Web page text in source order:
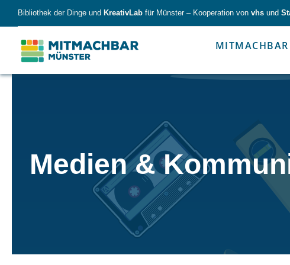
content
Bibliothek der Dinge und KreativLab für Münster – Kooperation von vhs und
MITMACHBAR
Forschen
Alles für kleine & große Entdecker.
Werkzeug
Werkzeug
Nimm die Dinge
Medien &